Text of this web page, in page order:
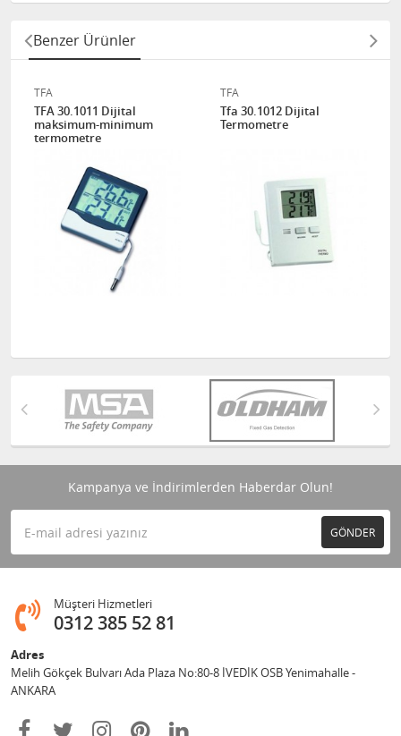
Benzer Ürünler
TFA
TFA 30.1011 Dijital
maksimum-minimum
termometre
TFA
Tfa 30.1012 Dijital
Termometre
Kampanya ve İndirimlerden Haberdar Olun!
GÖNDER
Müşteri Hizmetleri
0312 385 52 81
Adres
Melih Gökçek Bulvarı Ada Plaza No:80-8 İVEDİK OSB Yenimahalle -
ANKARA